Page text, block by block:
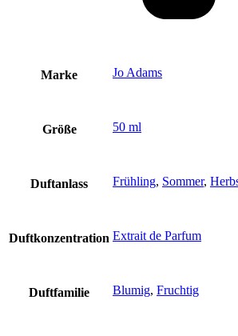
Marke Jo Adams
Größe 50 ml
Duftanlass Frühling, Sommer,
Duftkonzentration Extrait de Parfum
Duftfamilie Blumig, Fruchtig